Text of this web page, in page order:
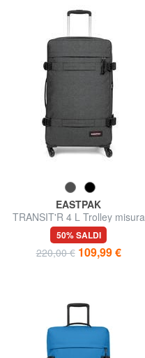
EASTPAK
TRANSIT'R 4 L Trolley misura
grande
50% SALDI
220,00 € 109,99 €